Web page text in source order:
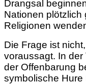
Drangsal
Nationen plötzlich
Religionen
Die Frage ist
voraussagt. In der
der Offenbarung
symbolische